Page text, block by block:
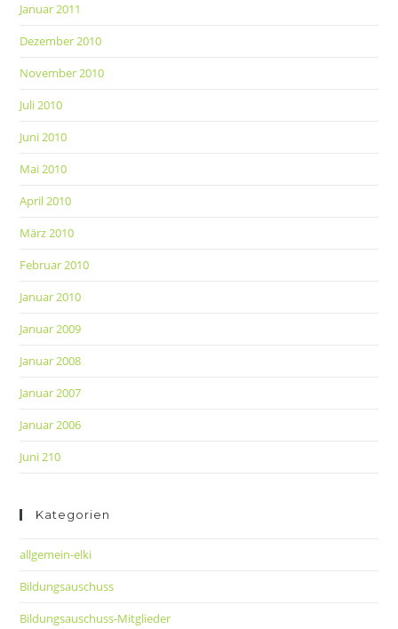
Januar 2011
Dezember 2010
November 2010
Juli 2010
Juni 2010
Mai 2010
April 2010
März 2010
Februar 2010
Januar 2010
Januar 2009
Januar 2008
Januar 2007
Januar 2006
Juni 210
Kategorien
allgemein-elki
Bildungsauschuss
Bildungsauschuss-Mitglieder